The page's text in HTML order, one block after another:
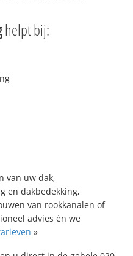
helpt bij:
van uw dak,
en dakbedekking,
van rookkanalen of
advies én we
»